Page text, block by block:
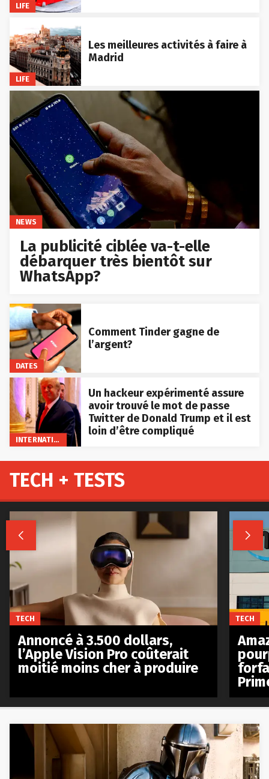
LIFE
LIFE
Les meilleures activités à faire à
Madrid
NEWS
La publicité ciblée va-t-elle
débarquer très bientôt sur
WhatsApp?
DATES
Comment Tinder gagne de
l’argent?
INTERNATIONAL
Un hackeur expérimenté assure
avoir trouvé le mot de passe
Twitter de Donald Trump et il est
loin d’être compliqué
TECH + TESTS
 
TECH
Annoncé à 3.500 dollars,
l’Apple Vision Pro coûterait
moitié moins cher à produire
TECH